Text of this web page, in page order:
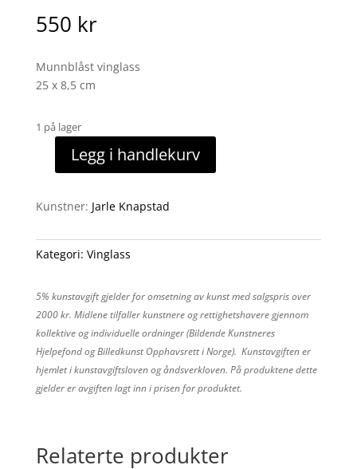
550 kr
Munnblåst vinglass
25 x 8,5 cm
1 på lager
Legg i handlekurv
Kunstner: Jarle Knapstad
Kategori: Vinglass
5% kunstavgift gjelder for omsetning av kunst med salgspris over
2000 kr. Midlene tilfaller kunstnere og rettighetshavere gjennom
kollektive og individuelle ordninger (Bildende Kunstneres
Hjelpefond og Billedkunst Opphavsrett i Norge). Kunstavgiften er
hjemlet i kunstavgiftsloven og åndsverkloven. På produktene dette
gjelder er avgiften lagt inn i prisen for produktet.
Relaterte produkter